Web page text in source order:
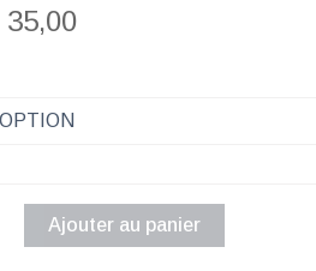
35,00Plage
à
€ 35,00
Ajouter au panier